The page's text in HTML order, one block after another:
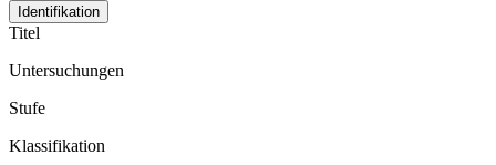
Identifikation
Titel
Untersuchungen
Stufe
Klassifikation